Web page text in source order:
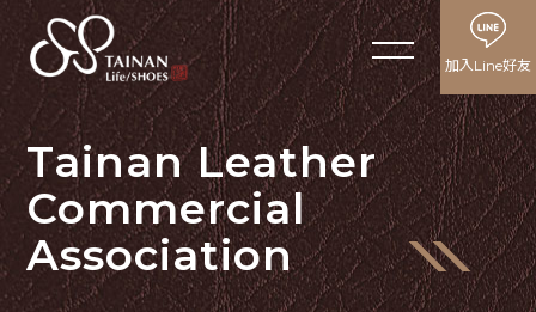
台南皮革與生活
简体
廠商簡介
公會介紹 ABOUT US
公會會員 MEMBERS
加入Line好友
Tainan Leather
Commercial
Association
Tainan Leather
Commercial
Association
Tainan Leather
Commercial
Association
Tainan Leather
Commercial
Association